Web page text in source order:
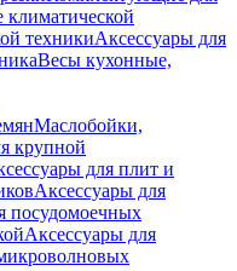
климатической
техникиАксессуары для
Весы кухонные,
Маслобойки,
крупной
для плит и
Аксессуары для
посудомоечных
Аксессуары для